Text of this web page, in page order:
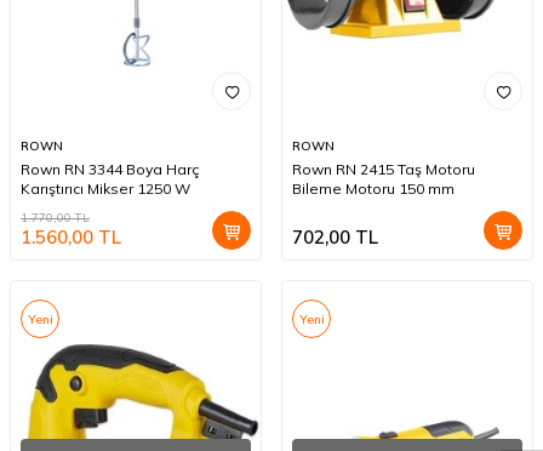
ROWN
Rown RN 3344 Boya Harç
Karıştırıcı Mikser 1250 W
1.770,00TL
1.560,00 TL
ROWN
Rown RN 2415 Taş Motoru
Bileme Motoru 150 mm
702,00 TL
Yeni Yeni